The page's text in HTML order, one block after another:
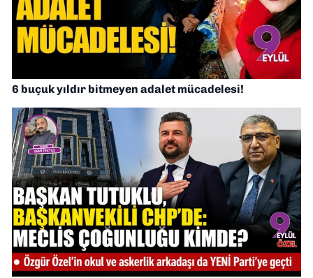
6 buçuk yıldır bitmeyen adalet mücadelesi!